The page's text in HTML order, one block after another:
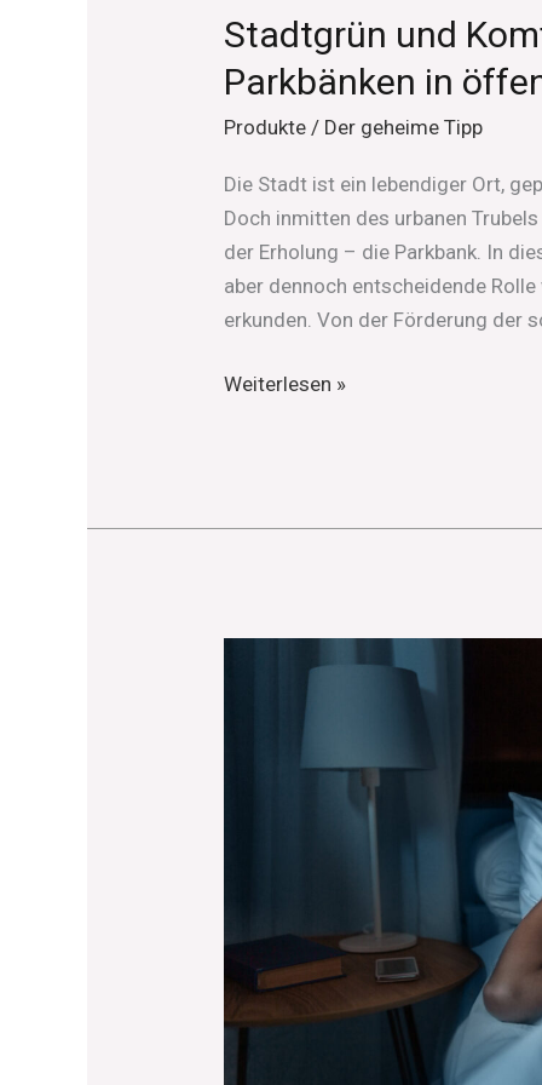
Stadtgrün und
Parkbänken in
Produkte / Der geheime Tipp
Die Stadt ist ein lebendiger Ort,
Doch inmitten des urbanen
der Erholung – die Parkbank. In
aber dennoch entscheidende
erkunden. Von der Förderung der
Weiterlesen »